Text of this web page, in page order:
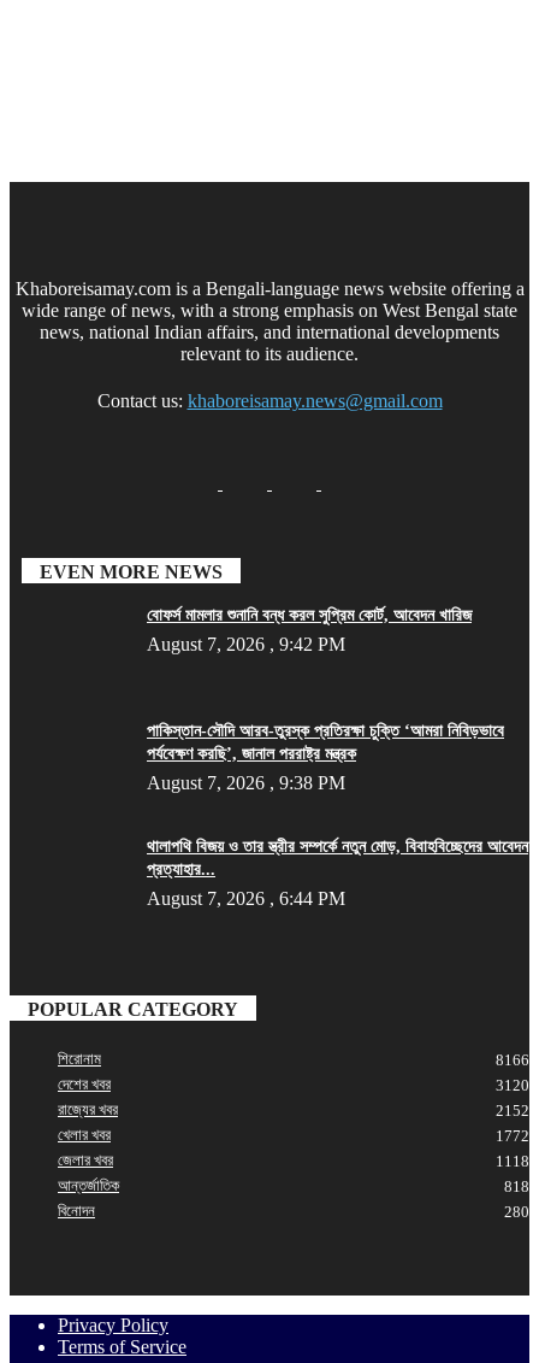
Khaboreisamay.com is a Bengali-language news website offering a
wide range of news, with a strong emphasis on West Bengal state
news, national Indian affairs, and international developments
relevant to its audience.
Contact us: khaboreisamay.news@gmail.com
EVEN MORE NEWS
বোফর্স মামলার শুনানি বন্ধ করল সুপ্রিম কোর্ট, আবেদন খারিজ
August 7, 2026 , 9:42 PM
পাকিস্তান-সৌদি আরব-তুরস্ক প্রতিরক্ষা চুক্তি ‘আমরা নিবিড়ভাবে
পর্যবেক্ষণ করছি’, জানাল পররাষ্ট্র মন্ত্রক
August 7, 2026 , 9:38 PM
থালাপথি বিজয় ও তার স্ত্রীর সম্পর্কে নতুন মোড়, বিবাহবিচ্ছেদের আবেদন
প্রত্যাহার...
August 7, 2026 , 6:44 PM
POPULAR CATEGORY
শিরোনাম
8166
দেশের খবর
3120
রাজ্যের খবর
2152
খেলার খবর
1772
জেলার খবর
1118
আন্তর্জাতিক
818
বিনোদন
280
Privacy Policy
Terms of Service